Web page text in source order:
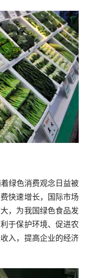
绿色消费观念日益被
快速增长，国际市场
，为我国绿色食品发
于保护环境、促进农
入，提高企业的经济